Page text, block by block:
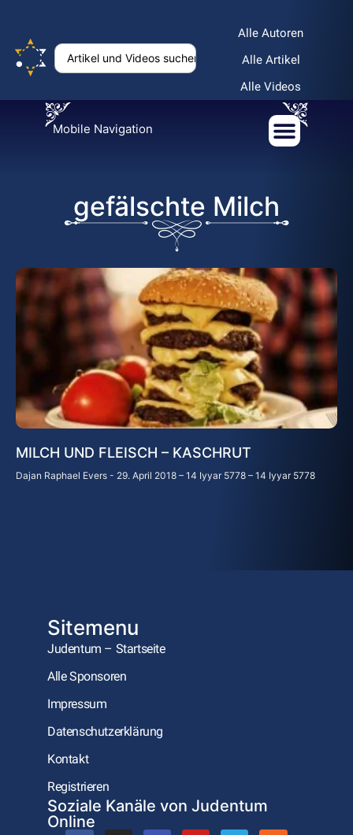
Alle Autoren
Alle Artikel
Alle Videos
Mobile Navigation
gefälschte Milch
MILCH UND FLEISCH – KASCHRUT
Dajan Raphael Evers 29. April 2018 – 14 Iyyar 5778 – 14 Iyyar 5778
Sitemenu
Judentum – Startseite
Alle Sponsoren
Impressum
Datenschutzerklärung
Kontakt
Registrieren
Soziale Kanäle von Judentum
Online